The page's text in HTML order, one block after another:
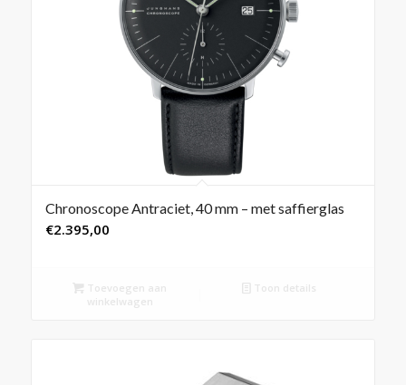
Chronoscope Antraciet, 40 mm – met saffierglas
€2.395,00
Toevoegen aan
winkelwagen
Toon details